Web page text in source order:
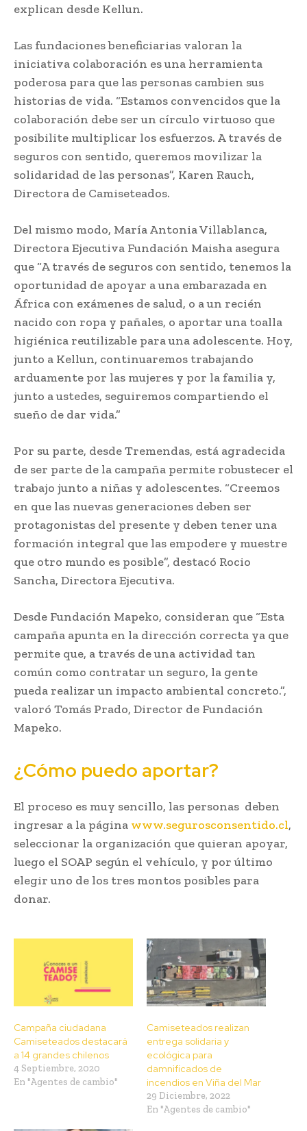
explican desde Kellun.
Las fundaciones beneficiarias valoran la
iniciativa colaboración es una herramienta
poderosa para que las personas cambien sus
historias de vida. “Estamos convencidos que la
colaboración debe ser un círculo virtuoso que
posibilite multiplicar los esfuerzos. A través de
seguros con sentido, queremos movilizar la
solidaridad de las personas”, Karen Rauch,
Directora de Camiseteados.
Del mismo modo, María Antonia Villablanca,
Directora Ejecutiva Fundación Maisha asegura
que “A través de seguros con sentido, tenemos la
oportunidad de apoyar a una embarazada en
África con exámenes de salud, o a un recién
nacido con ropa y pañales, o aportar una toalla
higiénica reutilizable para una adolescente. Hoy,
junto a Kellun, continuaremos trabajando
arduamente por las mujeres y por la familia y,
junto a ustedes, seguiremos compartiendo el
sueño de dar vida.”
Por su parte, desde Tremendas, está agradecida
de ser parte de la campaña permite robustecer el
trabajo junto a niñas y adolescentes. “Creemos
en que las nuevas generaciones deben ser
protagonistas del presente y deben tener una
formación integral que las empodere y muestre
que otro mundo es posible”, destacó Rocio
Sancha, Directora Ejecutiva.
Desde Fundación Mapeko, consideran que “Esta
campaña apunta en la dirección correcta ya que
permite que, a través de una actividad tan
común como contratar un seguro, la gente
pueda realizar un impacto ambiental concreto.”,
valoró Tomás Prado, Director de Fundación
Mapeko.
¿Cómo puedo aportar?
El proceso es muy sencillo, las personas deben
ingresar a la página www.segurosconsentido.cl,
seleccionar la organización que quieran apoyar,
luego el SOAP según el vehículo, y por último
elegir uno de los tres montos posibles para
donar.
Campaña ciudadana
Camiseteados destacará
a 14 grandes chilenos
4 Septiembre, 2020
En "Agentes de cambio"
Camiseteados realizan
entrega solidaria y
ecológica para
damnificados de
incendios en Viña del Mar
29 Diciembre, 2022
En "Agentes de cambio"